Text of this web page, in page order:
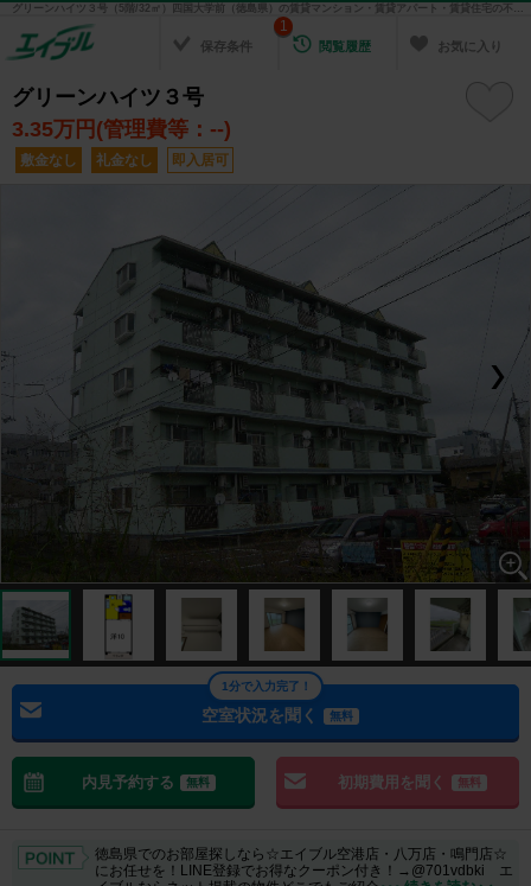
グリーンハイツ３号（5階/32㎡）四国大学前（徳島県）の賃貸マンション・賃貸アパート・賃貸住宅の不動産情報を検索！ 不動産賃貸の物件探しは、お部屋探しのエイブル
保存条件 閲覧履歴
1
お気に入り
グリーンハイツ３号
3.35万円(管理費等：--)
敷金なし 礼金なし 即入居可
空室状況を聞く 無料
1分で入力完了！
内見予約する 無料 初期費用を聞く 無料
徳島県でのお部屋探しなら☆エイブル空港店・八万店・鳴門店☆
にお任せを！LINE登録でお得なクーポン付き！→@701vdbki エ